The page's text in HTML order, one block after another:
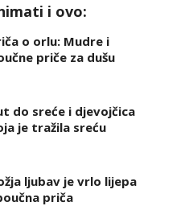
i ovo:
o orlu: Mudre i
priče za dušu
do sreće i djevojčica
je tražila sreću
ljubav je vrlo lijepa
priča